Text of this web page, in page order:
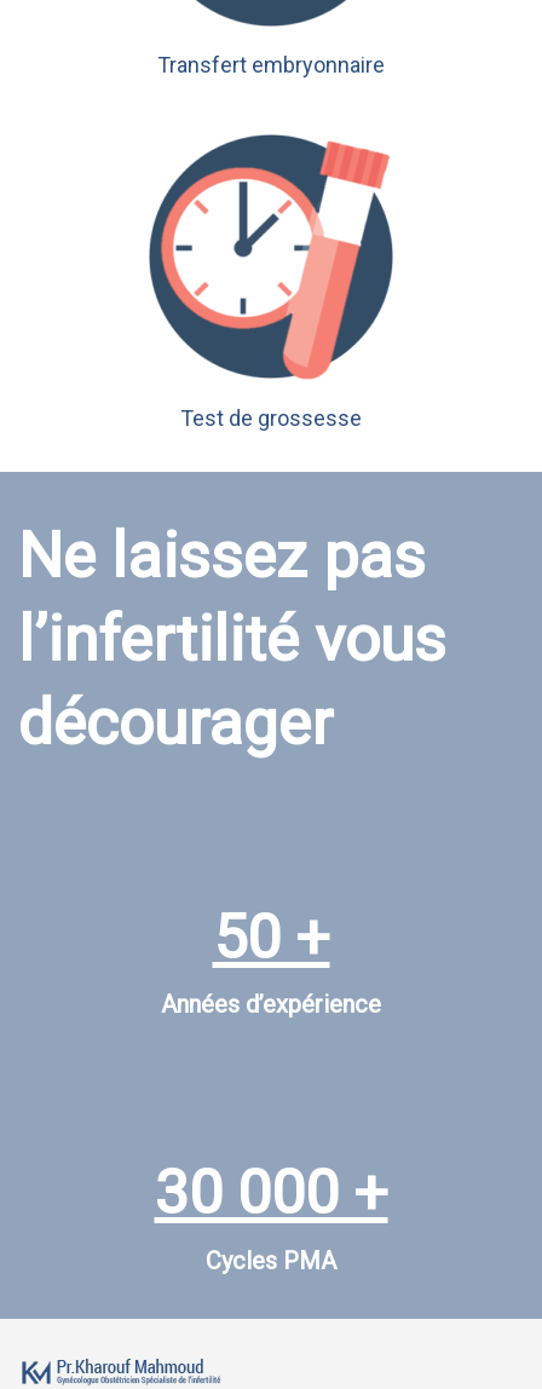
Transfert embryonnaire
Test de grossesse
Ne laissez pas
l’infertilité vous
décourager
50 +
Années d’expérience
30 000 +
Cycles PMA